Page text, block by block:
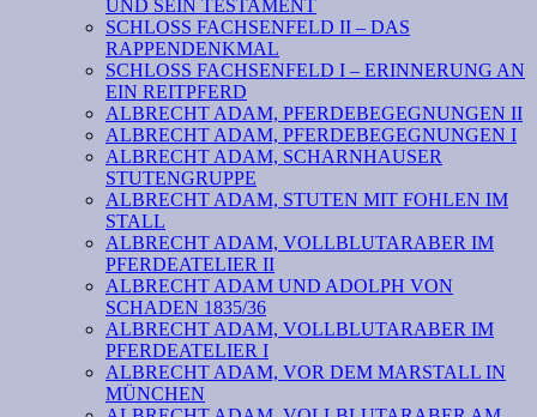
UND SEIN TESTAMENT
SCHLOSS FACHSENFELD II – DAS
RAPPENDENKMAL
SCHLOSS FACHSENFELD I – ERINNERUNG AN
EIN REITPFERD
ALBRECHT ADAM, PFERDEBEGEGNUNGEN II
ALBRECHT ADAM, PFERDEBEGEGNUNGEN I
ALBRECHT ADAM, SCHARNHAUSER
STUTENGRUPPE
ALBRECHT ADAM, STUTEN MIT FOHLEN IM
STALL
ALBRECHT ADAM, VOLLBLUTARABER IM
PFERDEATELIER II
ALBRECHT ADAM UND ADOLPH VON
SCHADEN 1835/36
ALBRECHT ADAM, VOLLBLUTARABER IM
PFERDEATELIER I
ALBRECHT ADAM, VOR DEM MARSTALL IN
MÜNCHEN